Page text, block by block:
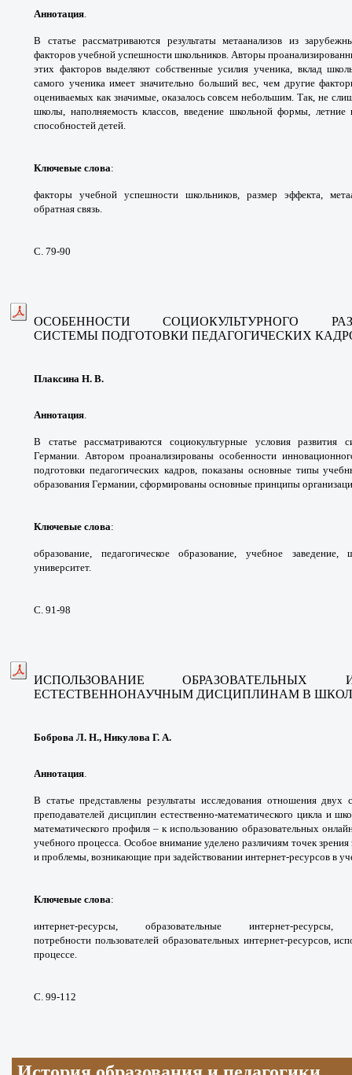
Аннотация.
В статье рассматриваются результаты метаанализов из
факторов учебной успешности школьников. Авторы
этих факторов выделяют собственные усилия ученика, вклад
самого ученика имеет значительно больший вес, чем другие
оцениваемых как значимые, оказалось совсем небольшим. Так, не
школы, наполняемость классов, введение школьнойформы, летние
способностей детей.
Ключевые слова:
факторы учебной успешности школьников, размер эффекта,
обратная связь.
С. 79-90
ОСОБЕННОСТИ СОЦИОКУЛЬТУРНОГО
СИСТЕМЫ ПОДГОТОВКИ ПЕДАГОГИЧЕСКИХ
Плаксина Н. В.
Аннотация.
В статье рассматриваются социокультурные условия развития
Германии. Автором проанализированы особенности
подготовки педагогических кадров, показаны основные типы
образования Германии, сформированы основные принципы
Ключевые слова:
образование, педагогическоеобразование, учебное
университет.
С. 91-98
ИСПОЛЬЗОВАНИЕ ОБРАЗОВАТЕЛЬНЫХ
ЕСТЕСТВЕННОНАУЧНЫМ ДИСЦИПЛИНАМ В
Боброва Л. Н., Никулова Г. А.
Аннотация.
В статье представлены результаты исследования отношения двух
преподавателей дисциплин естественно-математического цикла и
математического профиля – к использованию образовательных
учебного процесса. Особое внимание уделено различиям точек зрения
и проблемы, возникающие при задействовании интернет-ресурсов в
Ключевые слова:
интернет-ресурсы, образовательные интернет-
потребности пользователей образовательных интернет-ресурсов,
процессе.
С. 99-112